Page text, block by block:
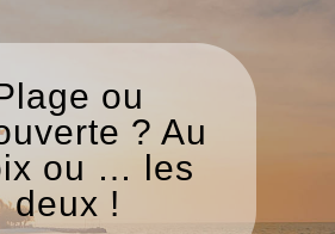
à
un voyage
pas …
😉